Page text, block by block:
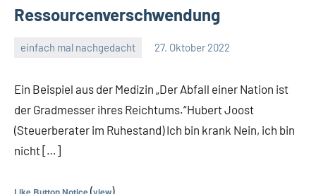
Ressourcenverschwendung
einfach mal nachgedacht 27. Oktober 2022
Ein Beispiel aus der Medizin „Der Abfall einer Nation ist
der Gradmesser ihres Reichtums.“Hubert Joost
(Steuerberater im Ruhestand) Ich bin krank Nein, ich bin
nicht […]
( )